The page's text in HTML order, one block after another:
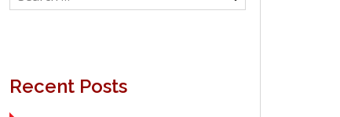
for:
Recent Posts